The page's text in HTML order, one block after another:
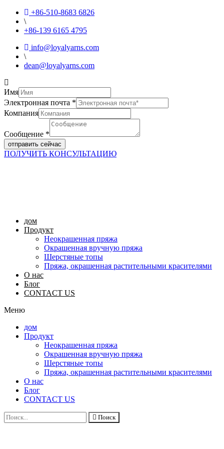
+86-510-8683 6826
\
+86-139 6165 4795
info@loyalyarns.com
\
dean@loyalyarns.com
Имя
Электронная почта *
Компания
Сообщение *
отправить сейчас
ПОЛУЧИТЬ КОНСУЛЬТАЦИЮ
дом
Продукт
Неокрашенная пряжа
Окрашенная вручную пряжа
Шерстяные топы
Пряжа, окрашенная растительными красителями
О нас
Блог
CONTACT US
Меню
дом
Продукт
Неокрашенная пряжа
Окрашенная вручную пряжа
Шерстяные топы
Пряжа, окрашенная растительными красителями
О нас
Блог
CONTACT US
Поиск